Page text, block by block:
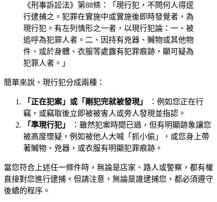
《刑事訴訟法》第88條：「現行犯，不問何人得逕
行逮捕之。犯罪在實施中或實施後即時發覺者，為
現行犯。有左列情形之一者，以現行犯論：一、被
追呼為犯罪人者。二、因持有兇器、贓物或其他物
件、或於身體、衣服等處露有犯罪痕跡，顯可疑為
犯罪人者。」
簡單來說，現行犯分成兩種：
「正在犯案」或「剛犯完就被發現」
：例如您正在行
竊，或竊取後立即被被害人或旁人發現並指認。
「準現行犯」
：雖然犯案時間已過，但有明顯跡象讓您
被高度懷疑，例如被他人大喊「抓小偷」，或您身上帶
著贓物、兇器，或衣服有明顯犯罪痕跡。
當您符合上述任一條件時，無論是店家、路人或警察，都有權
直接對您進行逮捕。但請注意，無論是誰逮捕您，都必須遵守
後續的程序。